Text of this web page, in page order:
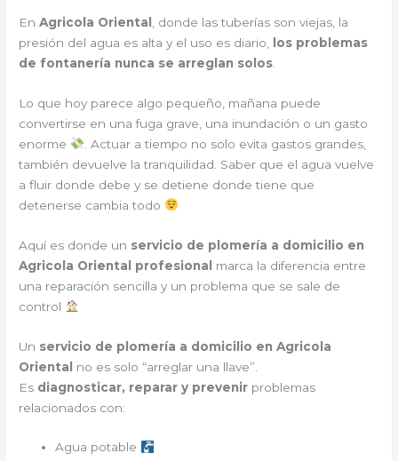
EnAgricola Oriental
, donde las tuberías son viejas, la
presión del agua es alta y el uso es diario,
los problemas
de fontanería nunca se arreglan solos
Lo que hoy parece algo pequeño, mañana puede
convertirse en una fuga grave, una inundación o un gasto
enorme
. Actuar a tiempo no solo evita gastos grandes,
también devuelve la tranquilidad. Saber que el agua vuelve
a fluir donde debe y se detiene donde tiene que
detenerse cambia todo
Aquí es donde un servicio de plomería a domicilio en
Agricola Oriental profesional
marca la diferencia entre
una reparación sencilla y un problema que se sale de
control
Un servicio de plomería a domicilio en Agricola
Oriental no es solo “arreglar una llave”.
Es diagnosticar, reparar y prevenir problemas
relacionados con:
Agua potable